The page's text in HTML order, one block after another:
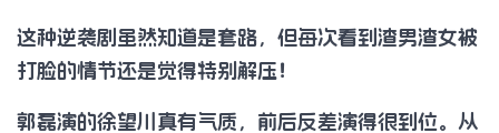
这种逆袭剧虽然知道是套路，但每次看到渣男渣女被
打脸的情节还是觉得特别解压！
郭磊演的徐望川真有气质，前后反差演得很到位。从